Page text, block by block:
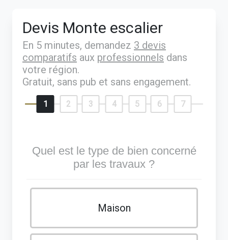
Devis Monte escalier
En 5 minutes, demandez 3 devis
comparatifs aux professionnels dans
votre région.
Gratuit, sans pub et sans engagement.
1 2 3 4 5 6 7
Quel est le type de bien concerné
par les travaux ?
Maison